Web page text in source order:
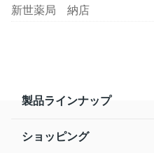
新世薬局 納店
製品ラインナップ
ショッピング